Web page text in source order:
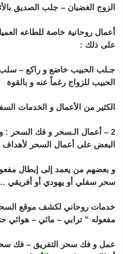
الزوج الغضبان – جلب الصديق
أعمال روحانية خاصة للطاعه
على ذلك :
جـلب الحبيب خاضع و راكع –
الحبيب للزواج رغماً عنه و بالقوة
الكثير من الأعمال و الخدمات
2 – أعمال الـسحر و فك السحر :
البعض على أعمال السحر لأهداف
و بعضهم من يعمد إلى إبطال
سحر سفلي أو يهودي أو أفريقي
خدمات روحاني لكشف موقع
مفعوله ” ترابي – مائي – هوائي
عمل و فك سحر التفريق – فك